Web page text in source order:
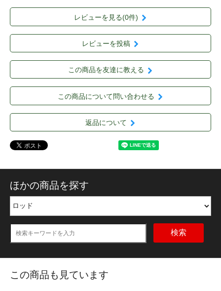
レビューを見る(0件)
レビューを投稿
この商品を友達に教える
この商品について問い合わせる
返品について
ほかの商品を探す
検索
この商品も見ています